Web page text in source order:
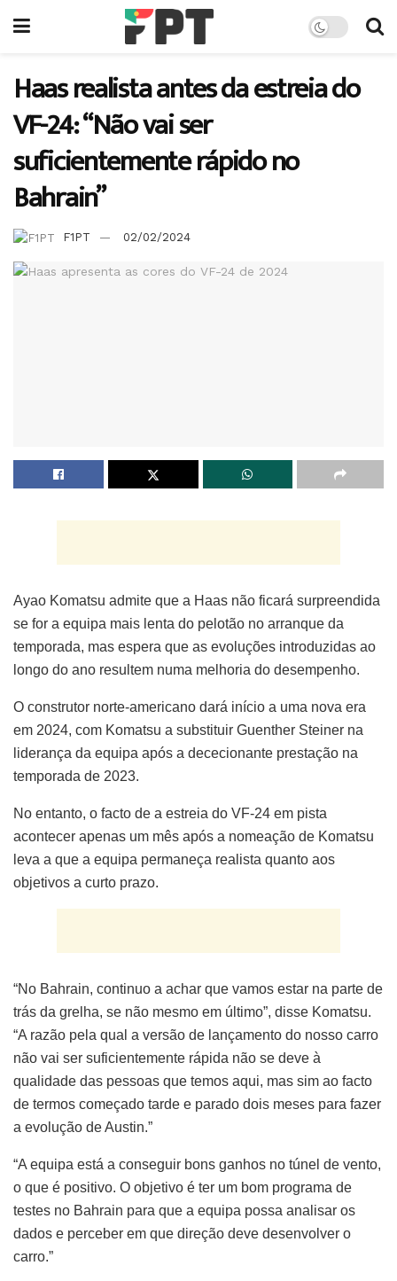
Haas realista antes da estreia do
VF-24: “Não vai ser
suficientemente rápido no
Bahrain”
F1PT 02/02/2024
Ayao Komatsu admite que a Haas não ficará surpreendida
se for a equipa mais lenta do pelotão no arranque da
temporada, mas espera que as evoluções introduzidas ao
longo do ano resultem numa melhoria do desempenho.
O construtor norte-americano dará início a uma nova era
em 2024, com Komatsu a substituir Guenther Steiner na
liderança da equipa após a dececionante prestação na
temporada de 2023.
No entanto, o facto de a estreia do VF-24 em pista
acontecer apenas um mês após a nomeação de Komatsu
leva a que a equipa permaneça realista quanto aos
objetivos a curto prazo.
“No Bahrain, continuo a achar que vamos estar na parte de
trás da grelha, se não mesmo em último”, disse Komatsu.
“A razão pela qual a versão de lançamento do nosso carro
não vai ser suficientemente rápida não se deve à
qualidade das pessoas que temos aqui, mas sim ao facto
de termos começado tarde e parado dois meses para fazer
a evolução de Austin.”
“A equipa está a conseguir bons ganhos no túnel de vento,
o que é positivo. O objetivo é ter um bom programa de
testes no Bahrain para que a equipa possa analisar os
dados e perceber em que direção deve desenvolver o
carro.”